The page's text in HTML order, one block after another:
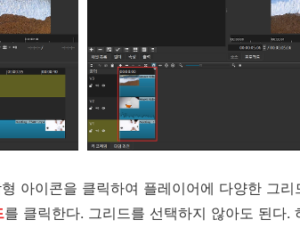
아이콘을 클릭하여 플레이어에 다양한 그
를 클릭한다. 그리드를 선택하지 않아도 된다.